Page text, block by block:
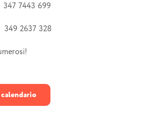
7443 699
2637 328